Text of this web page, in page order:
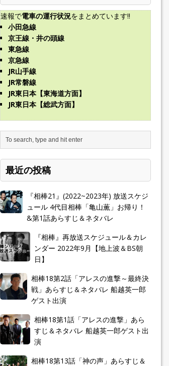
速報で電車の運行状況をまとめています!!
小田急線
京王線・井の頭線
東急線
京急線
JR山手線
JR常磐線
JR東日本【東海道方面】
JR東日本【総武方面】
最近の投稿
『相棒21』(2022~2023年) 放送スケジ
ュール 4代目相棒「亀山薫」お帰り！
&第1話あらすじ＆ネタバレ
『相棒』再放送スケジュール＆カレ
ンダー 2022年9月【地上波＆BS朝
日】
相棒18第2話「アレスの進撃～最終決
戦」あらすじ＆ネタバレ 船越英一郎
ゲスト出演
相棒18第1話「アレスの進撃」あら
すじ＆ネタバレ 船越英一郎ゲスト出
演
相棒18第13話「神の声」あらすじ＆